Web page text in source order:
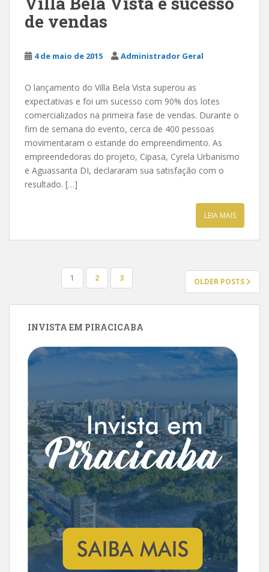
de vendas
4 de maio de 2015 Administrador Geral
O lançamento do Villa Bela Vista superou as
expectativas e foi um sucesso com 90% dos lotes
comercializados na primeira fase de vendas. Durante o
fim de semana do evento, cerca de 400 pessoas
movimentaram o estande do empreendimento. As
empreendedoras do projeto, Cipasa, Cyrela Urbanismo
e Aguassanta DI, declararam sua satisfação com o
resultado. […]
LEIA MAIS
PAGINAÇÃO
POSTS
1 2 3 OLDER POSTS
INVISTA EM PIRACICABA